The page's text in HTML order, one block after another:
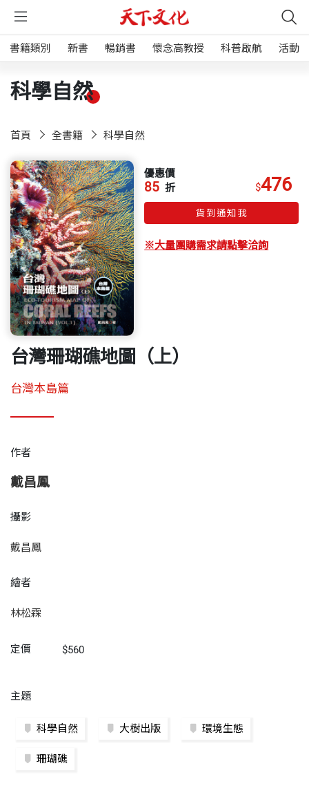
書籍類別 新書 暢銷書 懷念高教授 科普啟航 活動
科學自然
首頁 全書籍 科學自然
優惠價
85 折 $476
貨到通知我
※大量團購需求請點擊洽詢
台灣珊瑚礁地圖（上）
台灣本島篇
作者
戴昌鳳
攝影
戴昌鳳
繪者
林松霖
定價 $560
主題
科學自然 大樹出版 環境生態
珊瑚礁